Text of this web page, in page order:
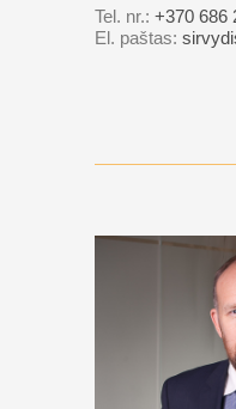
Tel. nr.: +370 686
El. paštas: